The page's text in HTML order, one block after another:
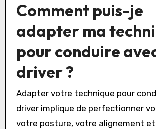
Comment puis-je
adapter ma
pour conduire
driver ?
Adapter votre technique pour
driver implique de perfectionner
votre posture, votre alignement et